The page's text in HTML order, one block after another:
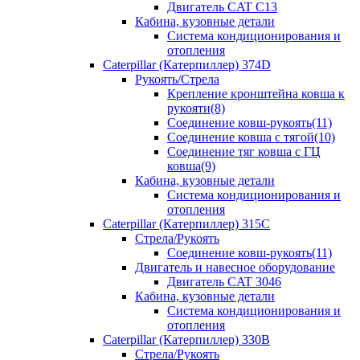
Двигатель CAT C13
Кабина, кузовные детали
Система кондиционирования и
отопления
Caterpillar (Катерпиллер) 374D
Рукоять/Стрела
Крепление кронштейна ковша к
рукояти(8)
Соединение ковш-рукоять(11)
Соединение ковша с тягой(10)
Соединение тяг ковша с ГЦ
ковша(9)
Кабина, кузовные детали
Система кондиционирования и
отопления
Caterpillar (Катерпиллер) 315C
Стрела/Рукоять
Соединение ковш-рукоять(11)
Двигатель и навесное оборудование
Двигатель CAT 3046
Кабина, кузовные детали
Система кондиционирования и
отопления
Caterpillar (Катерпиллер) 330B
Стрела/Рукоять